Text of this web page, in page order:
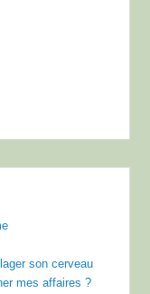
son cerveau
mes affaires ?